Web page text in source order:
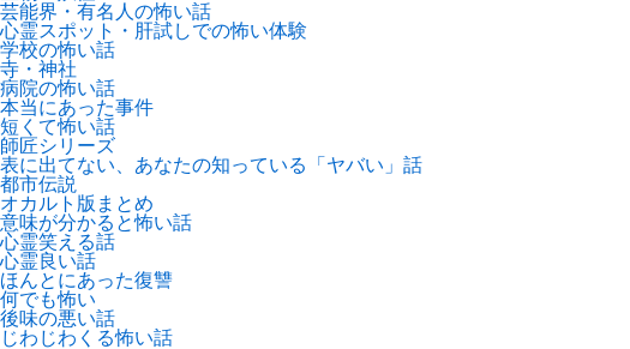
芸能界・有名人の怖い話
心霊スポット・肝試しでの怖い体験
学校の怖い話
寺・神社
病院の怖い話
本当にあった事件
短くて怖い話
師匠シリーズ
表に出てない、あなたの知っている「ヤバい」話
都市伝説
オカルト版まとめ
意味が分かると怖い話
心霊笑える話
心霊良い話
ほんとにあった復讐
何でも怖い
後味の悪い話
じわじわくる怖い話